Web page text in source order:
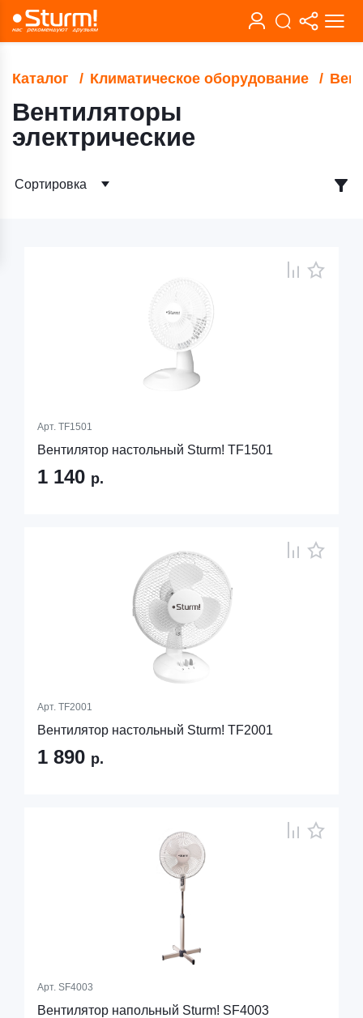
Каталог Климатическое оборудование
Вентиляторы
электрические
Сортировка
Арт. TF1501
Вентилятор настольный Sturm! TF1501
1 140 р.
Арт. TF2001
Вентилятор настольный Sturm! TF2001
1 890 р.
Арт. SF4003
Вентилятор напольный Sturm! SF4003